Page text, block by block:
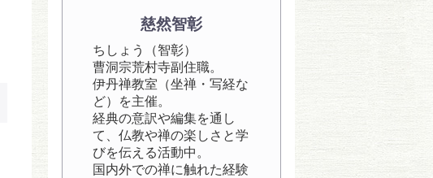
慈然智彰
ちしょう（智彰）
曹洞宗荒村寺副住職。
伊丹禅教室（坐禅・写経な
ど）を主催。
経典の意訳や編集を通し
て、仏教や禅の楽しさと学
びを伝える活動中。
国内外での禅に触れた経験